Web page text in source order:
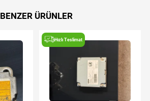
BENZER ÜRÜNLER
Hızlı Teslimat